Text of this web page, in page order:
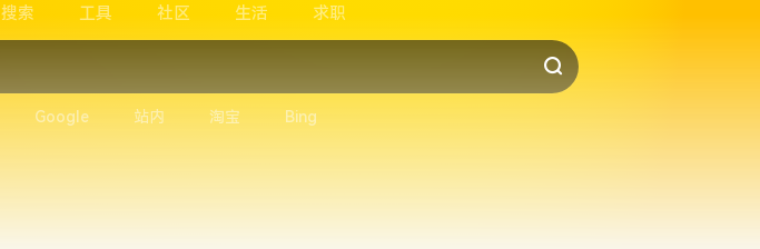
搜索 工具 社区 生活 求职
Google 站内 淘宝 Bing